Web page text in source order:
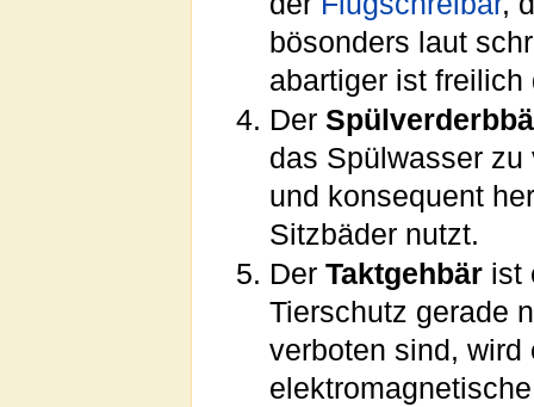
bösonders laut
abartiger ist
Der
das Spülwasser
und konsequent
Sitzbäder nutzt.
Der Taktgehbärist
Tierschutz gerade
verboten sind, wird